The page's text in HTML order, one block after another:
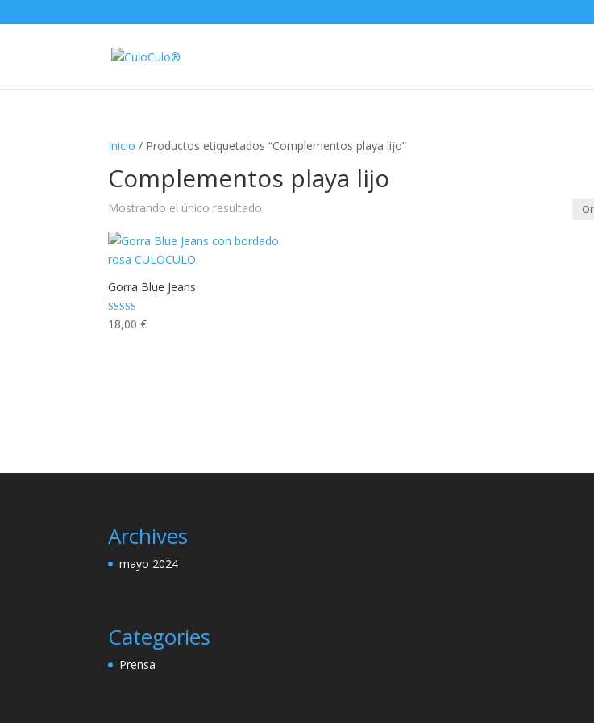
Inicio / Productos etiquetados “Complementos playa lijo”
Complementos playa lijo
Mostrando el único resultado
Gorra Blue Jeans
Valorado con
5.00
18,00€
Archives
mayo 2024
Categories
Prensa